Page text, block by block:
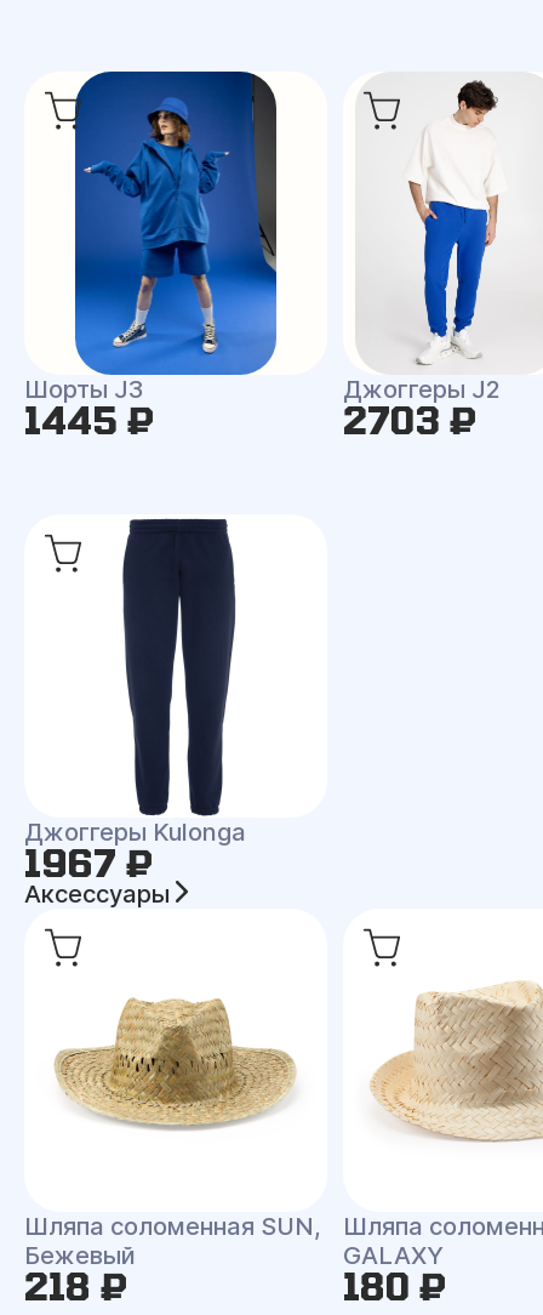
Шорты J3
1445 ₽
Джоггеры J2
2703 ₽
Джоггеры Kulonga
1967 ₽
Аксессуары
Шляпа соломенная SUN,
Бежевый
218 ₽
Шляпа
GALAXY
180 ₽